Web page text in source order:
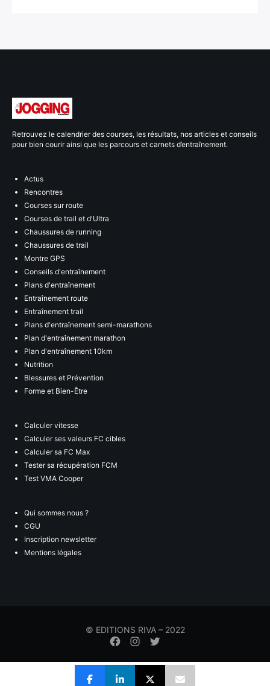
Retrouvez le calendrier des courses, les résultats, nos articles et conseils
pour bien courir ainsi que les parcours et carnets d’entraînement.
Actus
Rencontres
Courses sur route
Courses de trail et d'Ultra
Chaussures de running
Chaussures de trail
Montre GPS
Conseils d'entraînement
Plans d'entraînement
Entraînement route
Entraînement trail
Plans d'entraînement semi-marathons
Plan d'entraînement marathon
Plan d'entraînement 10km
Nutrition
Blessures et Prévention
Forme et Bien-Être
Calculer vitesse
Calculer ses valeurs FC cibles
Calculer sa FC Max
Tester sa récupération FCM
Test VMA Cooper
Qui sommes nous ?
CGU
Inscription newsletter
Mentions légales
© EDITIONS RIVA – 2022
Élément
menu